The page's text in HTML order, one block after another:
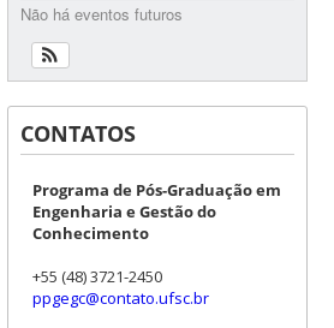
Não há eventos futuros
CONTATOS
Programa de Pós-Graduação em
Engenharia e Gestão do
Conhecimento
+55 (48) 3721-2450
ppgegc@contato.ufsc.br